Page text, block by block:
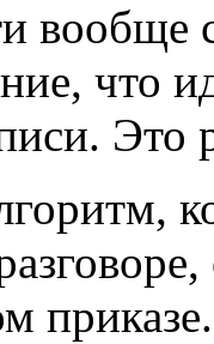
вообще
что
Это
приказе.